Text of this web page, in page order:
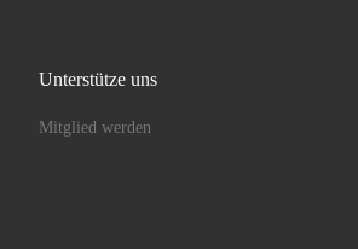
Unterstütze uns
Mitglied werden